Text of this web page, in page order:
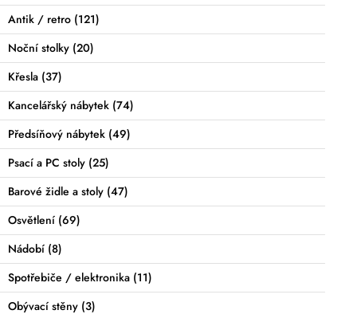
Antik / retro (121)
Noční stolky (20)
Křesla (37)
Kancelářský nábytek (74)
Předsíňový nábytek (49)
Psací a PC stoly (25)
Barové židle a stoly (47)
Osvětlení (69)
Nádobí (8)
Spotřebiče / elektronika (11)
Obývací stěny (3)